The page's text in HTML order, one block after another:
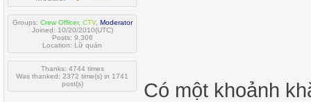
Groups: Crew Officer, CTV, Moderator
Joined: 10/20/2010(UTC)
Posts: 9,306
Location: Lữ quán
Thanks: 4744 times
Was thanked: 2372 time(s) in 1741
post(s)
Có một khoảnh